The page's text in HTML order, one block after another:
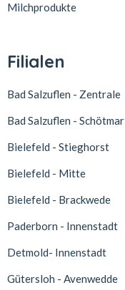
Milchprodukte
Filialen
Bad Salzuflen - Zentrale
Bad Salzuflen - Schötmar
Bielefeld - Stieghorst
Bielefeld - Mitte
Bielefeld - Brackwede
Paderborn - Innenstadt
Detmold- Innenstadt
Gütersloh - Avenwedde